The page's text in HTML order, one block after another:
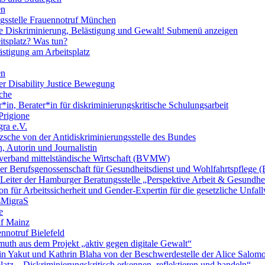
Frauennotruf München
Diskriminierung, Belästigung und Gewalt! Submenü anzeigen
Was tun?
am Arbeitsplatz
Disability Justice Bewegung
Berater*in für diskriminierungskritische Schulungsarbeit
e.V.
von der Antidiskriminierungsstelle des Bundes
Autorin und Journalistin
mittelständische Wirtschaft (BVMW)
Berufsgenossenschaft für Gesundheitsdienst und Wohlfahrtspflege
der Hamburger Beratungsstelle „Perspektive Arbeit &
für Arbeitssicherheit und Gender-Expertin für die gesetzliche
Mainz
Bielefeld
aus dem Projekt „aktiv gegen digitale Gewalt“
Yakut und Kathrin Blaha von der Beschwerdestelle der Alice